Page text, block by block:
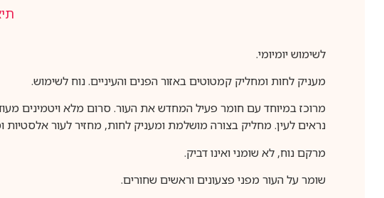
לשימוש יומיומי.
מעניק לחות ומחליק קמטוטים באזור הפנים והעיניים. נוח לשימוש.
מרוכז במיוחד עם חומר פעיל המחדש את העור. סרום מלא ויטמינים
נראים לעין. מחליק בצורה מושלמת ומעניק לחות, מחזיר לעור אלסטיות
מרקם נוח, לא שומני ואינו דביק.
שומר על העור מפני פצעונים וראשים שחורים.